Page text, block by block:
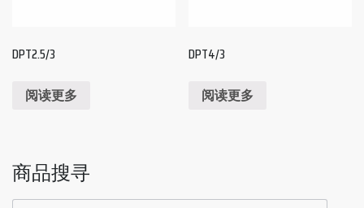
DPT2.5/3
阅读更多
DPT4/3
阅读更多
商品搜寻